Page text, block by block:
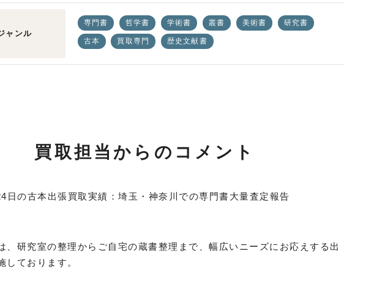
ャンル
専門書 哲学書 学術書 叢書 美術書 研究書
古本 買取専門 歴史文献書
買取担当からのコメント
日の古本出張買取実績：埼玉・神奈川での専門書大量査定報告
、研究室の整理からご自宅の蔵書整理まで、幅広いニーズにお応えする出
しております。